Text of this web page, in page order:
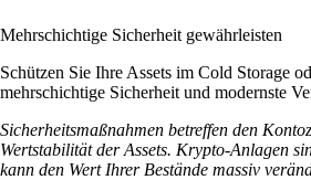
Mehrschichtige Sicherheit gewährleisten
Schützen Sie Ihre Assets im Cold Storage
mehrschichtige Sicherheit und modernste
Sicherheitsmaßnahmen betreffen den
Wertstabilität der Assets. Krypto-Anlagen
kann den Wert Ihrer Bestände massiv